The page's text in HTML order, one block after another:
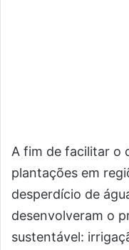
A fim de facilitar o
plantações em
desperdício de
desenvolveram o
sustentável: